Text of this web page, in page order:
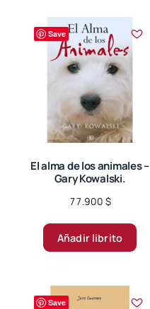
Save
El alma de los animales –
Gary Kowalski.
77.900 $
Añadir librito
Save